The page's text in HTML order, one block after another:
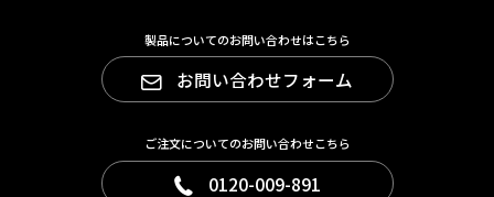
製品についてのお問い合わせはこちら
お問い合わせフォーム
ご注文についてのお問い合わせこちら
0120-009-891